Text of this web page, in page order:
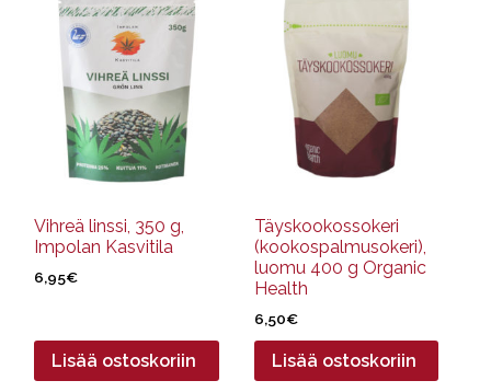
Vihreä linssi, 350 g,
Impolan Kasvitila
6,95€
Lisää ostoskoriin
Täyskookossokeri
(kookospalmusokeri),
luomu 400 g Organic
Health
6,50€
Lisää ostoskoriin